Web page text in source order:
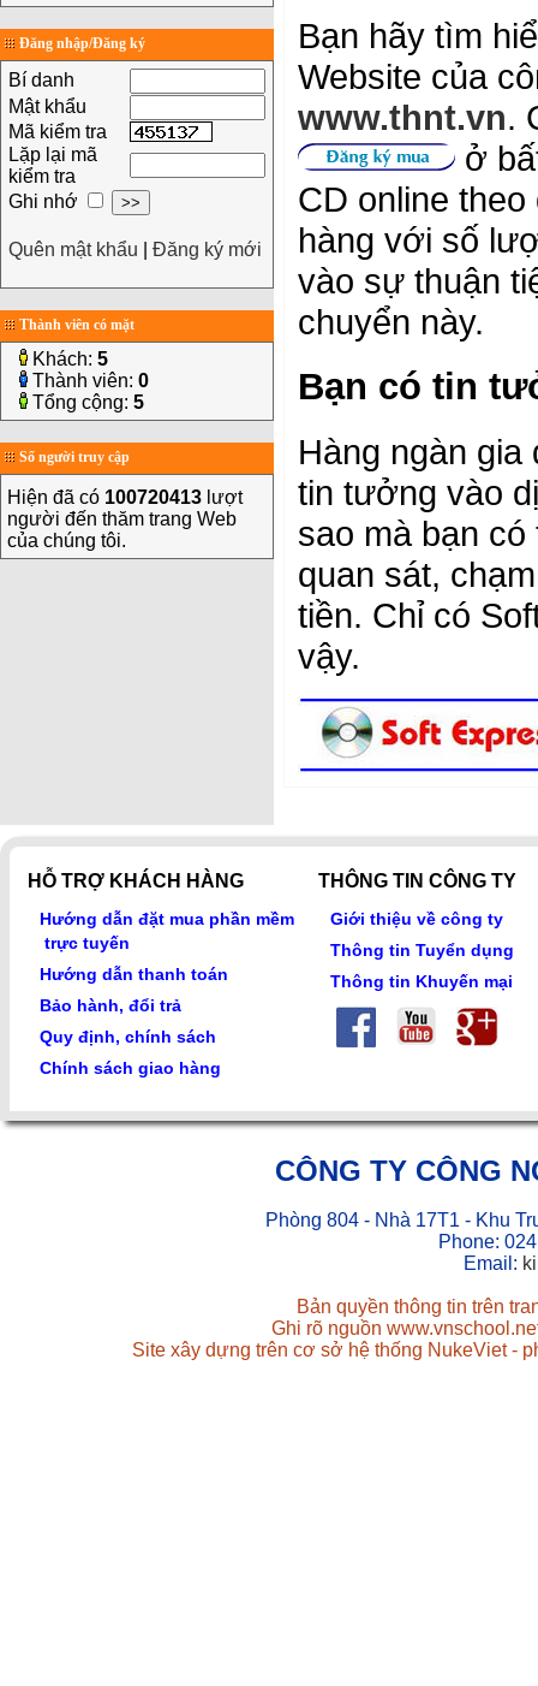
Đăng nhập/Đăng ký
Bí danh
Mật khẩu
Mã kiểm tra
Lặp lại mã
kiểm tra
Ghi nhớ
Quên mật khẩu Đăng ký mới
Thành viên có mặt
Khách: 5
Thành viên: 0
Tổng cộng: 5
Số người truy cập
Hiện đã có 100720413 lượt
người đến thăm trang Web
của chúng tôi.
Bạn hãy tìm
Website của
www.thnt.vn.
ở
CD o­nline
hàng với số
vào sự thuận
chuyển này.
Bạn có tin
Hàng ngàn
tin tưởng vào
sao mà bạn
quan sát,
tiền. Chỉ có
vậy.
HỖ TRỢ KHÁCH HÀNG
Hướng dẫn đặt mua phần mềm
trực tuyến
Hướng dẫn thanh toán
Bảo hành, đổi trả
Quy định, chính sách
Chính sách giao hàng
THÔNG TIN CÔNG TY
Giới thiệu về công ty
Thông tin Tuyển dụng
Thông tin Khuyến mại
CÔNG TY CÔNG
Phòng 804 - Nhà 17T1 - Khu
Phone:
Email:
Bản quyền thông tin trên
Ghi rõ nguồn
Site xây dựng trên cơ sở hệ thống NukeViet -